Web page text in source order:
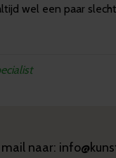
wel een paar
naar: